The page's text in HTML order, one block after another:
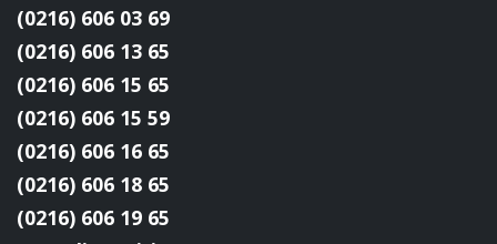
(0216) 606 03 69
(0216) 606 13 65
(0216) 606 15 65
(0216) 606 15 59
(0216) 606 16 65
(0216) 606 18 65
(0216) 606 19 65